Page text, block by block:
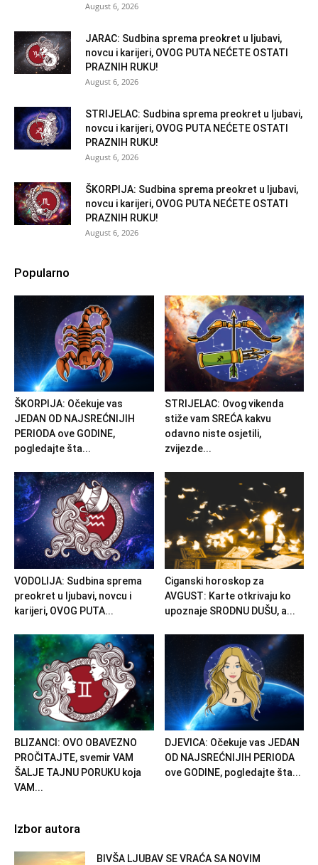
August 6, 2026
JARAC: Sudbina sprema preokret u ljubavi,
novcu i karijeri, OVOG PUTA NEĆETE OSTATI
PRAZNIH RUKU!
August 6, 2026
STRIJELAC: Sudbina sprema preokret u ljubavi,
novcu i karijeri, OVOG PUTA NEĆETE OSTATI
PRAZNIH RUKU!
August 6, 2026
ŠKORPIJA: Sudbina sprema preokret u ljubavi,
novcu i karijeri, OVOG PUTA NEĆETE OSTATI
PRAZNIH RUKU!
August 6, 2026
Popularno
ŠKORPIJA: Očekuje vas
JEDAN OD NAJSREĆNIJIH
PERIODA ove GODINE,
pogledajte šta...
STRIJELAC: Ovog vikenda
stiže vam SREĆA kakvu
odavno niste osjetili,
zvijezde...
VODOLIJA: Sudbina sprema
preokret u ljubavi, novcu i
karijeri, OVOG PUTA...
Ciganski horoskop za
AVGUST: Karte otkrivaju ko
upoznaje SRODNU DUŠU, a...
BLIZANCI: OVO OBAVEZNO
PROČITAJTE, svemir VAM
ŠALJE TAJNU PORUKU koja
VAM...
DJEVICA: Očekuje vas JEDAN
OD NAJSREĆNIJIH PERIODA
ove GODINE, pogledajte šta...
Izbor autora
BIVŠA LJUBAV SE VRAĆA SA NOVIM